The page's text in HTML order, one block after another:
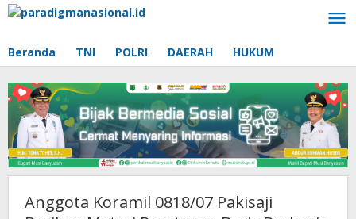
Lewati
Beranda TNI POLRI DAERAH HUKUM
Anggota Koramil 0818/07 Pakisaji